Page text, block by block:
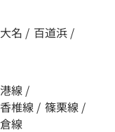
大名 / 百道浜 /
線 /
香椎線 / 篠栗線 /
線